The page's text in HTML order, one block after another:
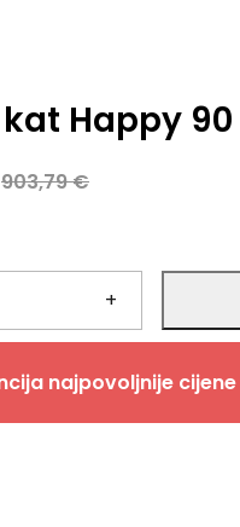
Happy 90
903,79€
+
najpovoljnije cijene